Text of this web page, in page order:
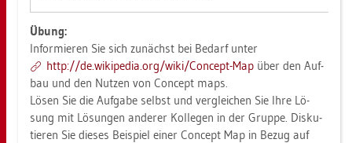
Übung:
In­for­mie­ren Sie sich zu­nächst bei Be­darf unter
http://​de.​wi­ki­pe­dia.​org/​wiki/​Con­cept-​Map über den Auf­
bau und den Nut­zen von Con­cept maps.
Lösen Sie die Auf­ga­be selbst und ver­glei­chen Sie Ihre Lö­
sung mit Lö­sun­gen an­de­rer Kol­le­gen in der Grup­pe. Dis­ku­
tie­ren Sie die­ses Bei­spiel einer Con­cept Map in Bezug auf